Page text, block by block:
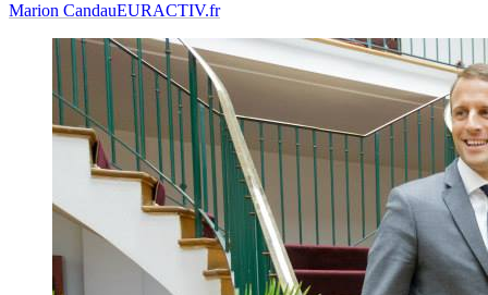
Marion CandauEURACTIV.fr